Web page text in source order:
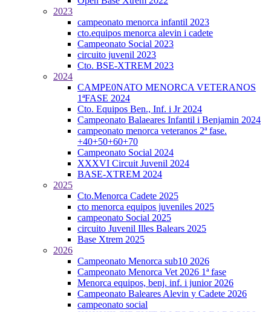
2023
campeonato menorca infantil 2023
cto.equipos menorca alevin i cadete
Campeonato Social 2023
circuito juvenil 2023
Cto. BSE-XTREM 2023
2024
CAMPE0NATO MENORCA VETERANOS
1ªFASE 2024
Cto. Equipos Ben., Inf. i Jr 2024
Campeonato Balaeares Infantil i Benjamin 2024
campeonato menorca veteranos 2ª fase.
+40+50+60+70
Campeonato Social 2024
XXXVI Circuit Juvenil 2024
BASE-XTREM 2024
2025
Cto.Menorca Cadete 2025
cto menorca equipos juveniles 2025
campeonato Social 2025
circuito Juvenil Illes Balears 2025
Base Xtrem 2025
2026
Campeonato Menorca sub10 2026
Campeonato Menorca Vet 2026 1ª fase
Menorca equipos, benj. inf. i junior 2026
Campeonato Baleares Alevin y Cadete 2026
campeonato social